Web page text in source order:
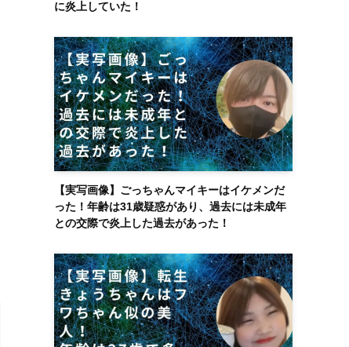
に炎上していた！
【実写画像】ごっちゃんマイキーはイケメンだ
った！年齢は31歳疑惑があり、過去には未成年
との交際で炎上した過去があった！